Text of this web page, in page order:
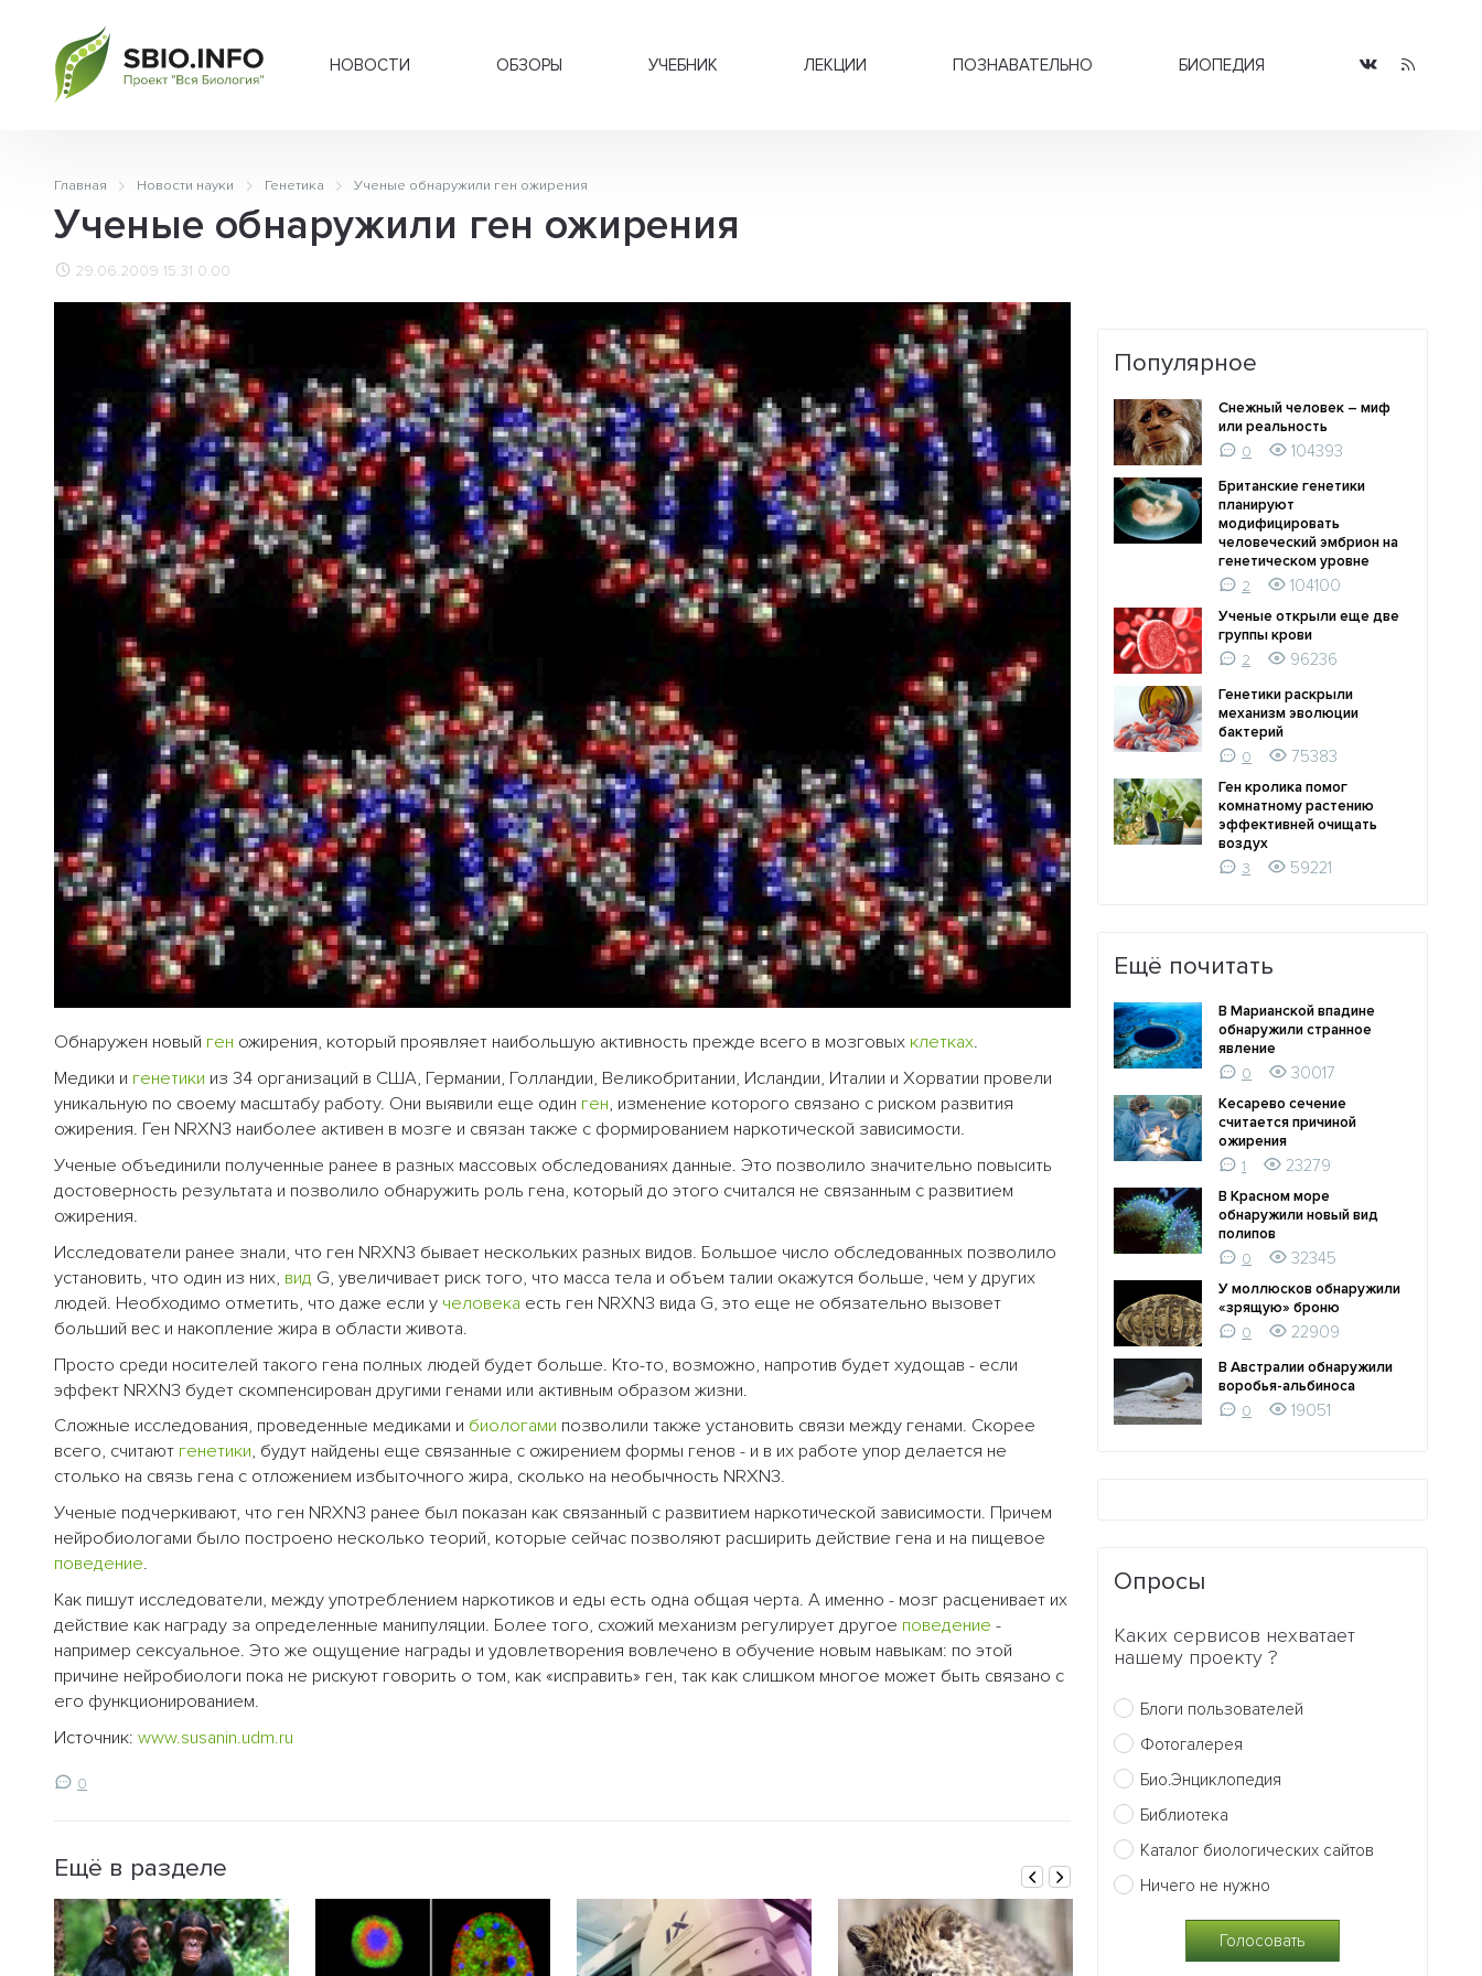
НОВОСТИ ОБЗОРЫ УЧЕБНИК ЛЕКЦИИ ПОЗНАВАТЕЛЬНО БИОПЕДИЯ
Главная Новости науки Генетика Ученые обнаружили ген ожирения
Ученые обнаружили ген ожирения
29.06.2009 15:31 0.00
Обнаружен новый ген ожирения, который проявляет наибольшую активность прежде всего в мозговых клетках.
Медики и генетики из 34 организаций в США, Германии, Голландии, Великобритании, Исландии, Италии и Хорватии провели
уникальную по своему масштабу работу. Они выявили еще один ген, изменение которого связано с риском развития
ожирения. Ген NRXN3 наиболее активен в мозге и связан также с формированием наркотической зависимости.
Ученые объединили полученные ранее в разных массовых обследованиях данные. Это позволило значительно повысить
достоверность результата и позволило обнаружить роль гена, который до этого считался не связанным с развитием
ожирения.
Исследователи ранее знали, что ген NRXN3 бывает нескольких разных видов. Большое число обследованных позволило
установить, что один из них, вид G, увеличивает риск того, что масса тела и объем талии окажутся больше, чем у других
людей. Необходимо отметить, что даже если у человека есть ген NRXN3 вида G, это еще не обязательно вызовет
больший вес и накопление жира в области живота.
Просто среди носителей такого гена полных людей будет больше. Кто-то, возможно, напротив будет худощав - если
эффект NRXN3 будет скомпенсирован другими генами или активным образом жизни.
Сложные исследования, проведенные медиками и биологами позволили также установить связи между генами. Скорее
всего, считают генетики, будут найдены еще связанные с ожирением формы генов - и в их работе упор делается не
столько на связь гена с отложением избыточного жира, сколько на необычность NRXN3.
Ученые подчеркивают, что ген NRXN3 ранее был показан как связанный с развитием наркотической зависимости. Причем
нейробиологами было построено несколько теорий, которые сейчас позволяют расширить действие гена и на пищевое
поведение.
Как пишут исследователи, между употреблением наркотиков и еды есть одна общая черта. А именно - мозг расценивает их
действие как награду за определенные манипуляции. Более того, схожий механизм регулирует другое поведение -
например сексуальное. Это же ощущение награды и удовлетворения вовлечено в обучение новым навыкам: по этой
причине нейробиологи пока не рискуют говорить о том, как «исправить» ген, так как слишком многое может быть связано с
его функционированием.
Источник: www.susanin.udm.ru
0
Ещё в разделе
Популярное
Снежный человек – миф
или реальность
0
104393
Британские генетики
планируют
модифицировать
человеческий эмбрион на
генетическом уровне
2
104100
Ученые открыли еще две
группы крови
2
96236
Генетики раскрыли
механизм эволюции
бактерий
0
75383
Ген кролика помог
комнатному растению
эффективней очищать
воздух
3
59221
Ещё почитать
В Марианской впадине
обнаружили странное
явление
0
30017
Кесарево сечение
считается причиной
ожирения
1
23279
В Красном море
обнаружили новый вид
полипов
0
32345
У моллюсков обнаружили
«зрящую» броню
0
22909
В Австралии обнаружили
воробья-альбиноса
0
19051
Опросы
Каких сервисов нехватает
нашему проекту ?
Блоги пользователей
Фотогалерея
Био.Энциклопедия
Библиотека
Каталог биологических сайтов
Ничего не нужно